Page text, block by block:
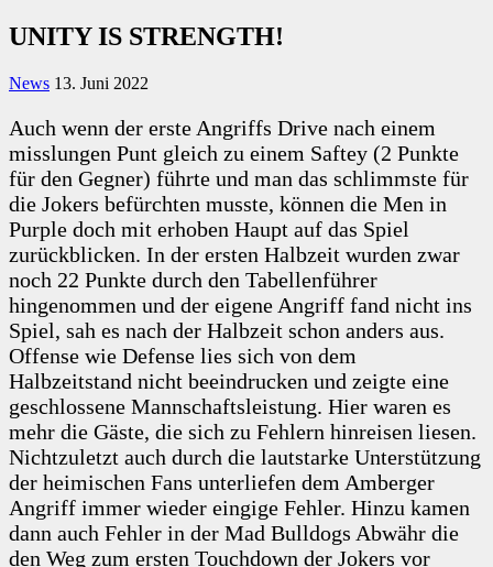
UNITY IS STRENGTH!
News 13. Juni 2022
Auch wenn der erste Angriffs Drive nach einem
misslungen Punt gleich zu einem Saftey (2 Punkte
für den Gegner) führte und man das schlimmste für
die Jokers befürchten musste, können die Men in
Purple doch mit erhoben Haupt auf das Spiel
zurückblicken. In der ersten Halbzeit wurden zwar
noch 22 Punkte durch den Tabellenführer
hingenommen und der eigene Angriff fand nicht ins
Spiel, sah es nach der Halbzeit schon anders aus.
Offense wie Defense lies sich von dem
Halbzeitstand nicht beeindrucken und zeigte eine
geschlossene Mannschaftsleistung. Hier waren es
mehr die Gäste, die sich zu Fehlern hinreisen liesen.
Nichtzuletzt auch durch die lautstarke Unterstützung
der heimischen Fans unterliefen dem Amberger
Angriff immer wieder eingige Fehler. Hinzu kamen
dann auch Fehler in der Mad Bulldogs Abwähr die
den Weg zum ersten Touchdown der Jokers vor